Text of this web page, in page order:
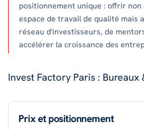
positionnement unique : offrir non
espace de travail de qualité mais
réseau d'investisseurs, de
accélérer la croissance des
Invest Factory Paris :
Prix et positionnement